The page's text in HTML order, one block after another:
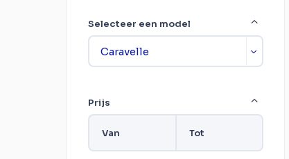
Selecteer een model
Prijs
Van Tot